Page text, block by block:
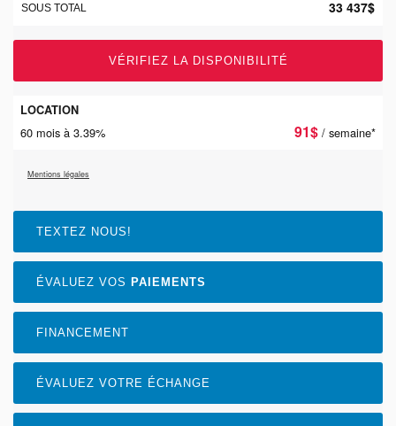
SOUS TOTAL 33 437$
VÉRIFIEZ LA DISPONIBILITÉ
LOCATION
60 mois à 3.39% 91$ / semaine*
Mentions légales
TEXTEZ NOUS!
ÉVALUEZ VOS PAIEMENTS
FINANCEMENT
ÉVALUEZ VOTRE ÉCHANGE